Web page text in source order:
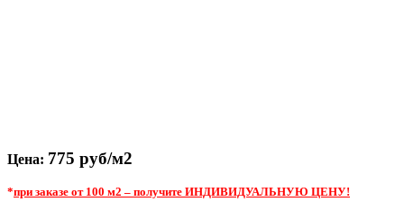
Цена: 775 руб/м2
*при заказе от 100 м2 – получите ИНДИВИДУАЛЬНУЮ ЦЕНУ!